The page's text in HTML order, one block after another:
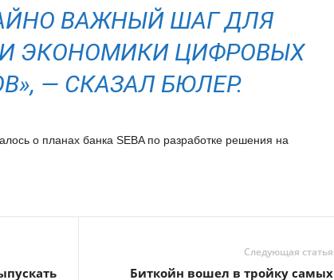
ВАЖНЫЙ ШАГ ДЛЯ
ЭКОНОМИКИ ЦИФРОВЫХ
— СКАЗАЛ БЮЛЕР.
о планах банка SEBA по разработке решения на
Следующая статья
Биткойн вошел в тройку самых